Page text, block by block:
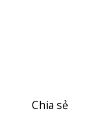
Chia sẻ